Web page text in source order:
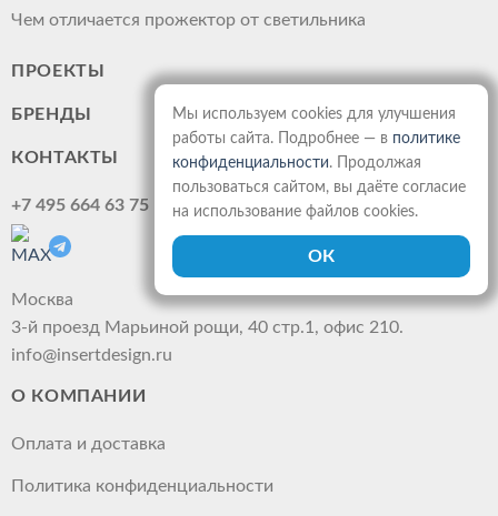
Чем отличается прожектор от светильника
ПРОЕКТЫ
БРЕНДЫ
КОНТАКТЫ
+7 495 664 63 75
Москва
3-й проезд Марьиной рощи, 40 стр.1, офис 210.
info@insertdesign.ru
О КОМПАНИИ
Оплата и доставка
Политика конфиденциальности
Мы используем cookies для улучшения
работы сайта. Подробнее — в политике
конфиденциальности. Продолжая
пользоваться сайтом, вы даёте согласие
на использование файлов cookies.